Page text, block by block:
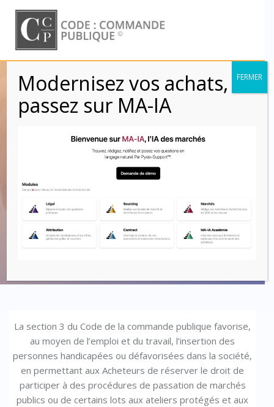
to
content
Réservation de
marchés ou de lots
de marchés (L.
2113-12 s., R.
2113-7)
La section 3 du Code de la commande publique favorise,
au moyen de l’emploi et du travail, l’insertion des
personnes handicapées ou défavorisées dans la société,
en permettant aux Acheteurs de réserver le droit de
participer à des procédures de passation de marchés
publics ou de certains lots aux ateliers protégés et aux
Modernisez vos achats,
passez sur MA-IA
FERMER